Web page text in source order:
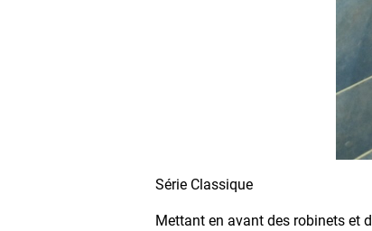
Série Classique
Mettant en avant des robinets et